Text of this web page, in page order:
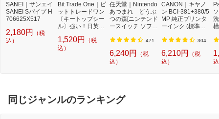
SANEI｜サンエイ
SANEI Sパイプ H
706625X517
2,180円
（税
込）
Bit Trade One｜ビ
ットトレードワン
〔キートップシー
ル〕強い！日英対
プシールセット ブ
ルー DYKTSBL
1,520円
（税
込）
任天堂｜Nintendo
あつまれ どうぶ
つの森[ニンテンド
ースイッチ ソフ
471
6,240円
（税
込）
CANON｜キヤノ
ン BCI-381+380/5
MP 純正プリンタ
ーインク (標準容
3813805MP] 304
6,210円
（税
込）
同じジャンルのランキング